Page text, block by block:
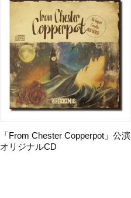
「From Chester Copperpot」公演
オリジナルCD